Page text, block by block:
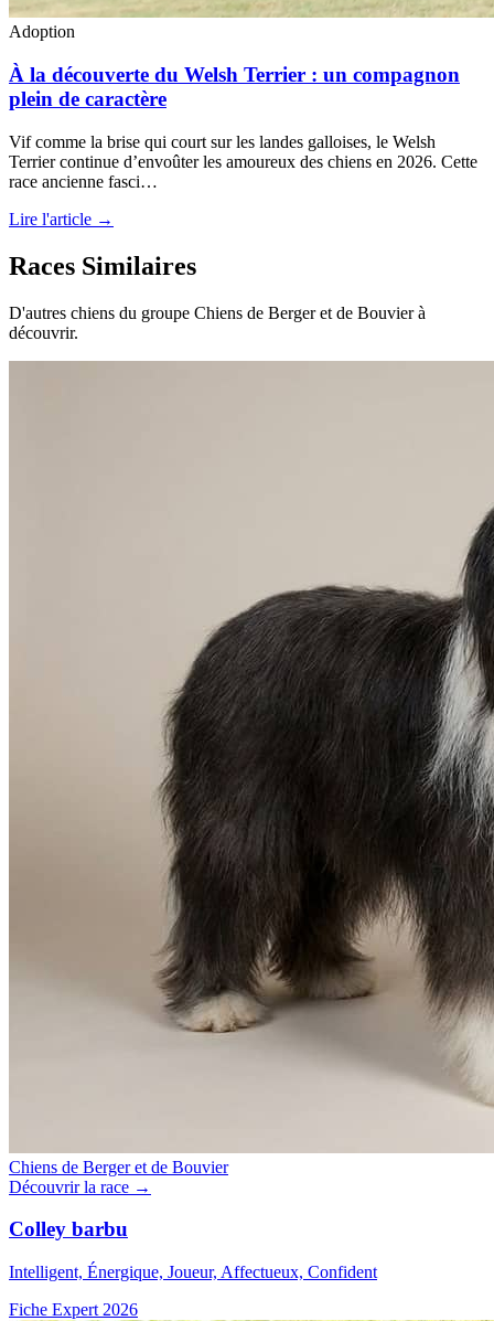
Adoption
À la découverte du Welsh Terrier : un compagnon
plein de caractère
Vif comme la brise qui court sur les landes galloises, le Welsh
Terrier continue d’envoûter les amoureux des chiens en 2026. Cette
race ancienne fasci…
Lire l'article →
Races Similaires
D'autres chiens du groupe Chiens de Berger et de Bouvier à
découvrir.
Chiens de Berger et de Bouvier
Découvrir la race →
Colley barbu
Intelligent, Énergique, Joueur, Affectueux, Confident
Fiche Expert 2026